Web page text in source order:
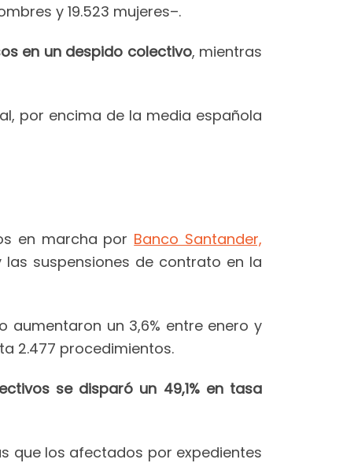
y 19.523 mujeres–.
en un despido colectivo, mientras
por encima de la media española
en marcha por Banco Santander,
suspensiones de contrato en la
aumentaron un 3,6% entre enero y
2.477 procedimientos.
se disparó un 49,1% en tasa
que los afectados por expedientes